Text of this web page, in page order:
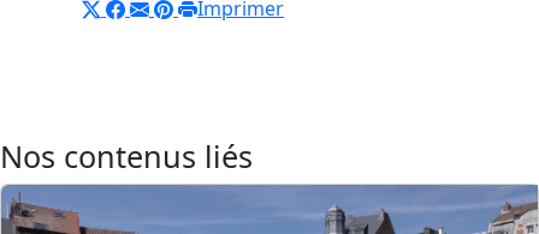
Imprimer
Nos contenus liés